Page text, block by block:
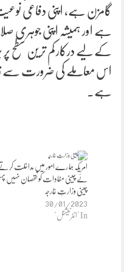
گامزن ہے، اپنی دفاعی
ہے اور ہمیشہ اپنی جوہری
کے لیے درکار کم ترین سطح پر
اس معاملے کی ضرورت سے
ہے۔
امر یکہ ہما رے امور میں مداخلت کر
ئے چینی مفادات کو نقصان نہیں
چینی وزارتِ خارجہ
30/01/2023
In "انٹرنیشنل"